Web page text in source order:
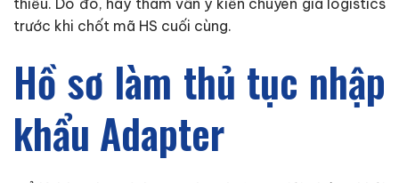
trước khi chốt mã HS cuối cùng.
Hồ sơ làm thủ tục nhập
khẩu Adapter